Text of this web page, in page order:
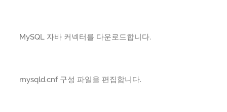
MySQL 자바 커넥터를 다운로드합니다.
mysqld.cnf 구성 파일을 편집합니다.